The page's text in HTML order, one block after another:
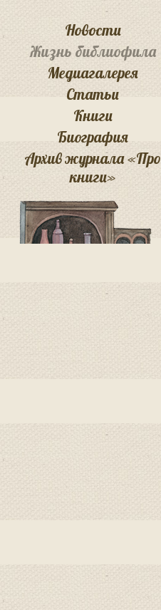
Новости
Жизнь библиофила
Медиагалерея
Статьи
Книги
Биография
Архив журнала «Про
книги»